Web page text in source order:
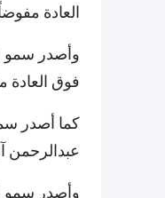
العادة
فوق العادة
عبدالرحمن